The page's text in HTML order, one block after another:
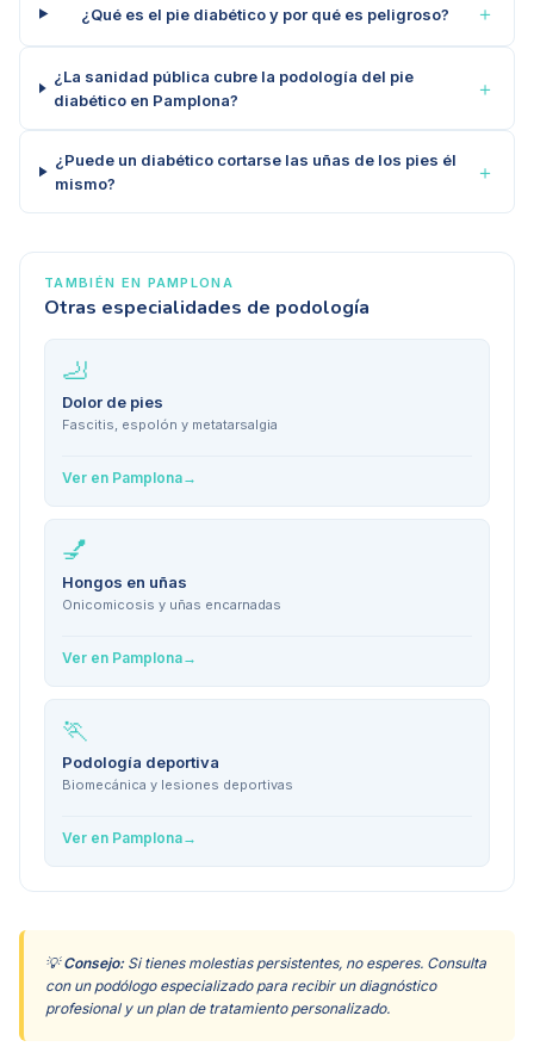
¿Qué es el pie diabético y por qué es peligroso? ＋
¿La sanidad pública cubre la podología del pie
diabético en Pamplona?
＋
¿Puede un diabético cortarse las uñas de los pies él
mismo?
＋
TAMBIÉN EN PAMPLONA
Otras especialidades de podología
🦶
Dolor de pies
Fascitis, espolón y metatarsalgia
Ver en Pamplona→
💅
Hongos en uñas
Onicomicosis y uñas encarnadas
Ver en Pamplona→
🏃
Podología deportiva
Biomecánica y lesiones deportivas
Ver en Pamplona→
💡Consejo:Si tienes molestias persistentes, no esperes. Consulta
con un podólogo especializado para recibir un diagnóstico
profesional y un plan de tratamiento personalizado.